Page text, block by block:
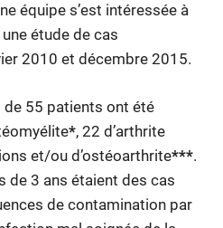
équipe s’est intéressée à
étude de cas
2010 et décembre 2015.
de 55 patients ont été
*, 22 d’arthrite
et/ou d’ostéoarthrite***.
de 3 ans étaient des cas
de contamination par